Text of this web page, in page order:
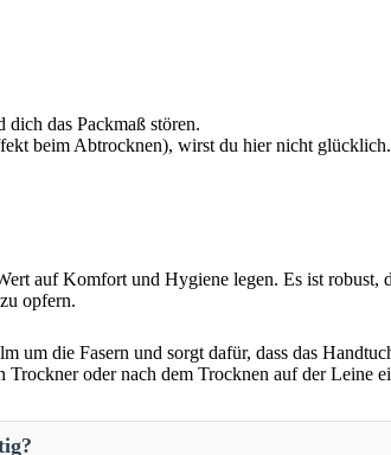
dich das Packmaß stören.
beim Abtrocknen), wirst du hier nicht
auf Komfort und Hygiene legen. Es ist robust,
opfern.
um die Fasern und sorgt dafür, dass das
oder nach dem Trocknen auf der Leine